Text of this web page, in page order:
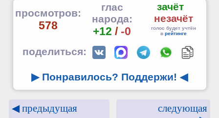
просмотров:
578
глас
народа:
+12 / -0
зачёт
незачёт
голос будет учтён
в рейтинге
поделиться:
▶ Понравилось? Поддержи! ◀
◀ предыдущая
следующая